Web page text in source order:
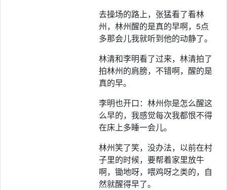
去操场的路上，张猛看了看林
州，林州醒的是真的早啊，5点
多那会儿我就听到他的动静了。
林清和李明看了过来，林清拍了
拍林州的肩膀，不错啊，醒的是
真的早。
李明也开口：林州你是怎么醒这
么早的，我感觉每次我都恨不得
在床上多睡一会儿。
林州笑了笑，没办法，以前在村
子里的时候，要帮着家里放牛
啊，锄地呀，喂鸡呀之类的，自
然就醒得早了。